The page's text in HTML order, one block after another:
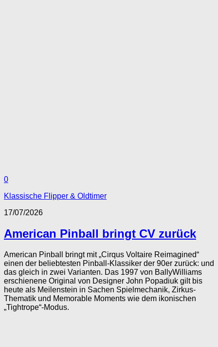
0
Klassische Flipper & Oldtimer
17/07/2026
American Pinball bringt CV zurück
American Pinball bringt mit „Cirqus Voltaire Reimagined“
einen der beliebtesten Pinball-Klassiker der 90er zurück: und
das gleich in zwei Varianten. Das 1997 von BallyWilliams
erschienene Original von Designer John Popadiuk gilt bis
heute als Meilenstein in Sachen Spielmechanik, Zirkus-
Thematik und Memorable Moments wie dem ikonischen
„Tightrope“-Modus.